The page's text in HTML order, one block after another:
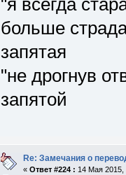
больше
запятая
"не дрогнув
запятой
Re: Замечания о
« Ответ #224 : 14 Мая 2015,